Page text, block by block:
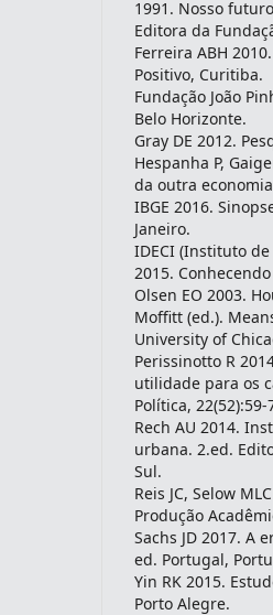
1991. Nosso
Editora da
Ferreira ABH
Positivo, Curitiba.
Fundação João
Belo Horizonte.
Gray DE 2012.
Hespanha P,
da outra
IBGE 2016.
Janeiro.
IDECI (Instituto
2015.
Olsen EO 2003.
Moffitt (ed.).
University of
Perissinotto R
utilidade para os
Política, 22(52):59-
Rech AU 2014.
urbana. 2.ed.
Sul.
Reis JC, Selow
Produção
Sachs JD 2017. A
ed. Portugal,
Yin RK 2015.
Porto Alegre.